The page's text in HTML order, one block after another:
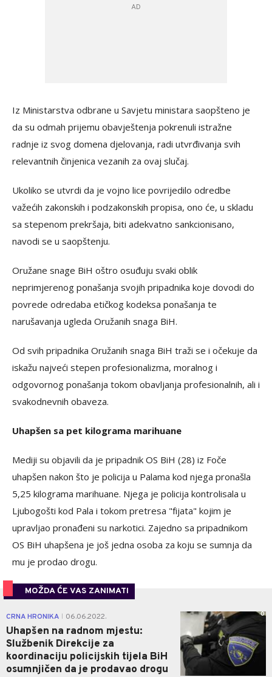
Iz Ministarstva odbrane u Savjetu ministara saopšteno je
da su odmah prijemu obavještenja pokrenuli istražne
radnje iz svog domena djelovanja, radi utvrđivanja svih
relevantnih činjenica vezanih za ovaj slučaj.
Ukoliko se utvrdi da je vojno lice povrijedilo odredbe
važećih zakonskih i podzakonskih propisa, ono će, u skladu
sa stepenom prekršaja, biti adekvatno sankcionisano,
navodi se u saopštenju.
Oružane snage BiH oštro osuđuju svaki oblik
neprimjerenog ponašanja svojih pripadnika koje dovodi do
povrede odredaba etičkog kodeksa ponašanja te
narušavanja ugleda Oružanih snaga BiH.
Od svih pripadnika Oružanih snaga BiH traži se i očekuje da
iskažu najveći stepen profesionalizma, moralnog i
odgovornog ponašanja tokom obavljanja profesionalnih, ali i
svakodnevnih obaveza.
Uhapšen sa pet kilograma marihuane
Mediji su objavili da je pripadnik OS BiH (28) iz Foče
uhapšen nakon što je policija u Palama kod njega pronašla
5,25 kilograma marihuane. Njega je policija kontrolisala u
Ljubogošti kod Pala i tokom pretresa "fijata" kojim je
upravljao pronađeni su narkotici. Zajedno sa pripadnikom
OS BiH uhapšena je još jedna osoba za koju se sumnja da
mu je prodao drogu.
MOŽDA ĆE VAS ZANIMATI
CRNA HRONIKA 06.06.2022.
Uhapšen na radnom mjestu:
Službenik Direkcije za
koordinaciju policijskih tijela BiH
osumnjičen da je prodavao drogu
0